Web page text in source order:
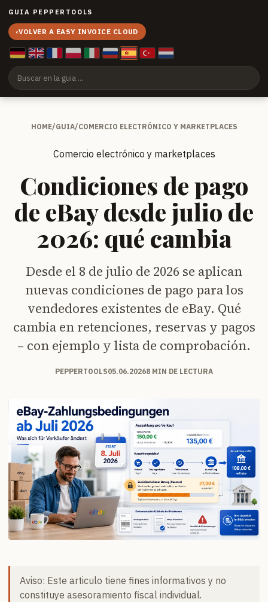
GUIA PEPPERTOOLS
‹VOLVER A EASY INVOICE CLOUD
HOME/GUIA/COMERCIO ELECTRÓNICO Y MARKETPLACES
Comercio electrónico y marketplaces
Condiciones de pago
de eBay desde julio de
2026: qué cambia
Desde el 8 de julio de 2026 se aplican
nuevas condiciones de pago para los
vendedores existentes de eBay. Qué
cambia en retenciones, reservas y pagos
– con ejemplo y lista de comprobación.
PEPPERTOOLS05.06.20268 MIN DE LECTURA
Aviso: Este articulo tiene fines informativos y no
constituye asesoramiento fiscal individual.